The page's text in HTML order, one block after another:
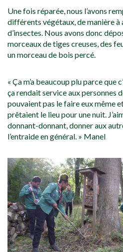
Une fois réparée, nous l’avons
différents végétaux, de manière
d’insectes. Nous avons donc
morceaux de tiges creuses, des
un morceau de bois percé.
« Ça m’a beaucoup plu parce que
ça rendait service aux personnes
pouvaient pas le faire eux même
prêtaient le lieu pour une nuit.
donnant-donnant, donner aux
l’entraide en général. » Manel